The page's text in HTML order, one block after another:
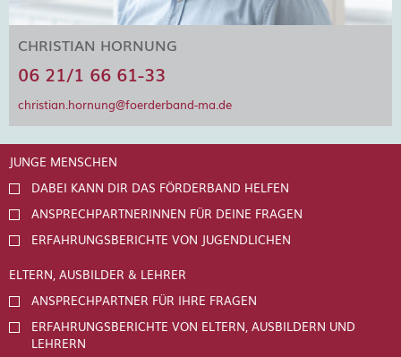
CHRISTIAN HORNUNG
06 21/1 66 61-33
christian.hornung@foerderband-ma.de
JUNGE MENSCHEN
DABEI KANN DIR DAS FÖRDERBAND HELFEN
ANSPRECHPARTNERINNEN FÜR DEINE FRAGEN
ERFAHRUNGSBERICHTE VON JUGENDLICHEN
ELTERN, AUSBILDER & LEHRER
ANSPRECHPARTNER FÜR IHRE FRAGEN
ERFAHRUNGSBERICHTE VON ELTERN, AUSBILDERN UND
LEHRERN